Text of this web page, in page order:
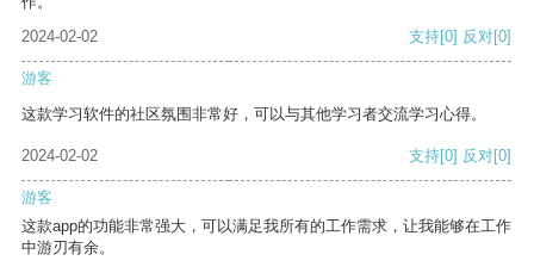
2024-02-02
支持[0] 反对[0]
游客
这款学习软件的社区氛围非常好，可以与其他学习者交流学习心得。
2024-02-02 支持[0] 反对[0]
游客
这款app的功能非常强大，可以满足我所有的工作需求，让我能够在工作
中游刃有余。